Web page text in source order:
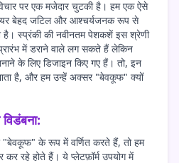
पर एक मजेदार चुटकी है। हम एक ऐसे
बेहद जटिल और आश्चर्यजनक रूप से
है। स्प्रंकी की नवीनतम पेशकशें इस श्रेणी
में डराने वाले लग सकते हैं लेकिन
के लिए डिजाइन किए गए हैं। तो, इन
है, और हम उन्हें अक्सर "बेवकूफ" क्यों
"बेवकूफ" के रूप में वर्णित करते हैं, तो हम
रहे होते हैं। ये प्लेटफ़ॉर्म उपयोग में